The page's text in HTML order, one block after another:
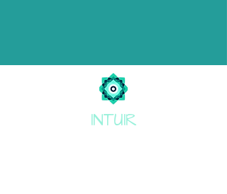
INTUIR